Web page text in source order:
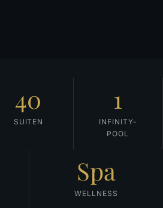
40
SUITEN
1
INFINITY-
POOL
Spa
WELLNESS